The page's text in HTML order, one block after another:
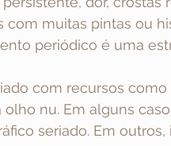
com muitas pintas ou
periódico é uma
com recursos
nu. Em alguns
seriado. Em outros,